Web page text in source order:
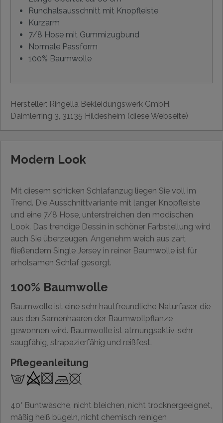
Rundhalsausschnitt mit Knopfleiste
Kurzarm
7/8 Hose mit Gummizugbund
Normale Passform
100% Baumwolle
Hersteller: Ringella Bekleidungswerk GmbH,
Daimlerring 3, 31135 Hildesheim (diese Webseite)
Modern Look
Mit diesem schicken Schlafanzug liegen Sie voll im
Trend. Die Ausschnittvariante mit langer Knopfleiste
und eine 7/8 Hose, unterstreichen den modischen
Look. Das trendige Dessin in schöner Farbstellung wird
auch Sie überzeugen. Angenehm weich aus zart
fließendem Single Jersey in reiner Baumwolle ist für
erholsamen Schlaf gesorgt.
100% Baumwolle
Baumwolle ist eine sehr hautfreundliche Naturfaser, die
aus den Samenhaaren der Baumwollpflanze
gewonnen wird. Baumwolle ist atmungsaktiv, sehr
saugfähig, strapazierfähig und reißfest.
Pflegeanleitung
40° Buntwäsche, nicht bleichen, nicht trocknergeeignet,
mäßig heiß bügeln, nicht chemisch reinigen